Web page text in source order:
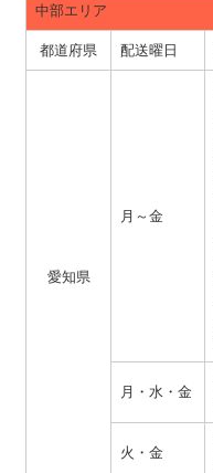
中部エリア
都道府県 配送曜日
愛知県
月～金
月・水・金
火・金